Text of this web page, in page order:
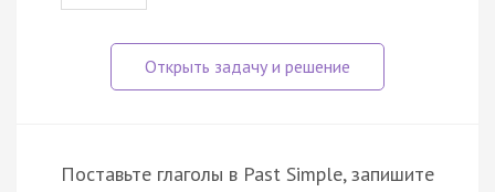
Поставьте глаголы в Past Simple, запишите